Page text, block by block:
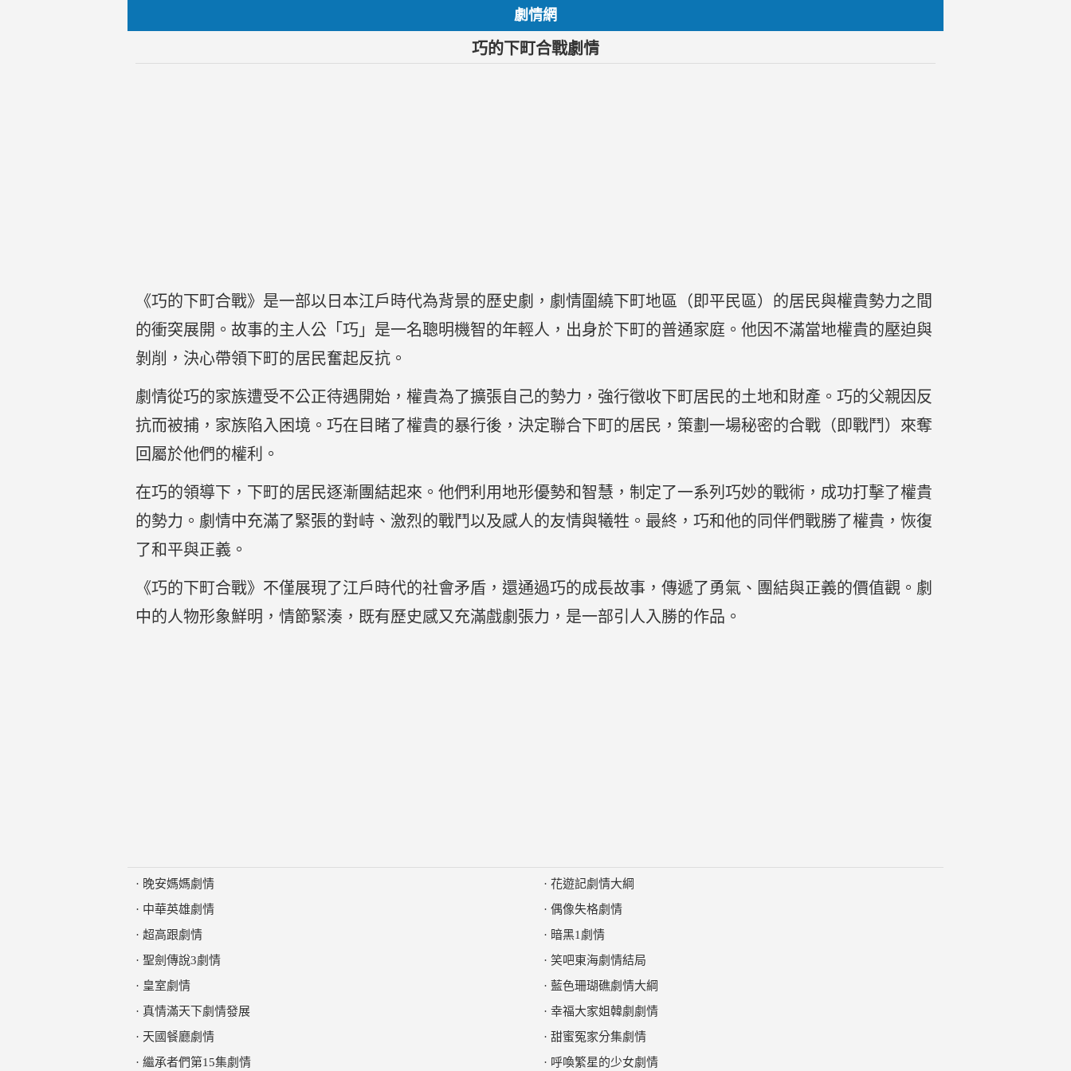
劇情網
巧的下町合戰劇情
《巧的下町合戰》是一部以日本江戶時代為背景的歷史劇，劇情圍繞下町地區（即平民區）的居民與權貴勢力之間
的衝突展開。故事的主人公「巧」是一名聰明機智的年輕人，出身於下町的普通家庭。他因不滿當地權貴的壓迫與
剝削，決心帶領下町的居民奮起反抗。
劇情從巧的家族遭受不公正待遇開始，權貴為了擴張自己的勢力，強行徵收下町居民的土地和財產。巧的父親因反
抗而被捕，家族陷入困境。巧在目睹了權貴的暴行後，決定聯合下町的居民，策劃一場秘密的合戰（即戰鬥）來奪
回屬於他們的權利。
在巧的領導下，下町的居民逐漸團結起來。他們利用地形優勢和智慧，制定了一系列巧妙的戰術，成功打擊了權貴
的勢力。劇情中充滿了緊張的對峙、激烈的戰鬥以及感人的友情與犧牲。最終，巧和他的同伴們戰勝了權貴，恢復
了和平與正義。
《巧的下町合戰》不僅展現了江戶時代的社會矛盾，還通過巧的成長故事，傳遞了勇氣、團結與正義的價值觀。劇
中的人物形象鮮明，情節緊湊，既有歷史感又充滿戲劇張力，是一部引人入勝的作品。
· 晚安媽媽劇情
· 中華英雄劇情
· 超高跟劇情
· 聖劍傳說3劇情
· 皇室劇情
· 真情滿天下劇情發展
· 天國餐廳劇情
· 繼承者們第15集劇情
· 花遊記劇情大綱
· 偶像失格劇情
· 暗黑1劇情
· 笑吧東海劇情結局
· 藍色珊瑚礁劇情大綱
· 幸福大家姐韓劇劇情
· 甜蜜冤家分集劇情
· 呼喚繁星的少女劇情